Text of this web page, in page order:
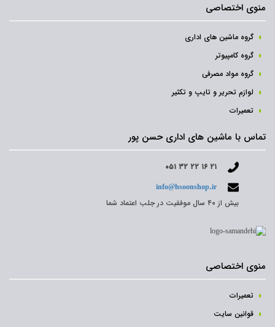
منوی اختصاصی
گروه ماشین های اداری
گروه کامپیوتر
گروه مواد مصرفی
لوازم تحریر و تایپ و تکثیر
تعمیرات
تماس با ماشین های اداری حسن پور
۰۵۱ ۳۲ ۲۲ ۱۶ ۲۱
info@hsoonshop.ir
بیش از ۴۰ سال موفقیت در جلب اعتماد شما
منوی اختصاصی
تعمیرات
قوانین سایت